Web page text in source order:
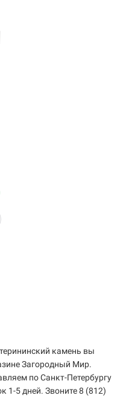
камень вы
Загородный Мир.
по Санкт-Петербургу
1-5 дней. Звоните 8 (812)